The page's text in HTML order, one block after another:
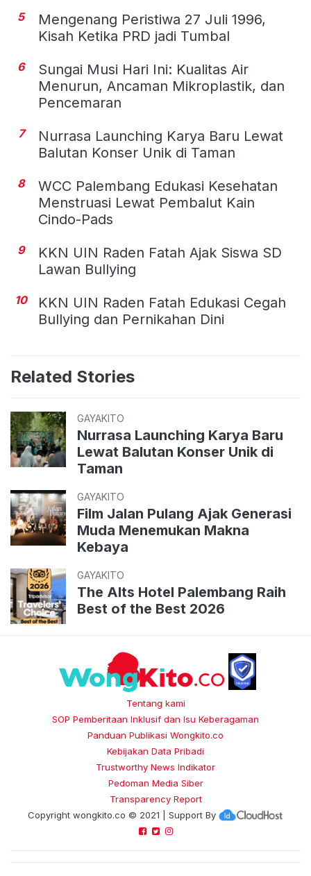
5
Mengenang Peristiwa 27 Juli 1996,
Kisah Ketika PRD jadi Tumbal
6
Sungai Musi Hari Ini: Kualitas Air
Menurun, Ancaman Mikroplastik, dan
Pencemaran
7
Nurrasa Launching Karya Baru Lewat
Balutan Konser Unik di Taman
8
WCC Palembang Edukasi Kesehatan
Menstruasi Lewat Pembalut Kain
Cindo-Pads
9
KKN UIN Raden Fatah Ajak Siswa SD
Lawan Bullying
10
KKN UIN Raden Fatah Edukasi Cegah
Bullying dan Pernikahan Dini
Related Stories
GAYAKITO
Nurrasa Launching Karya Baru
Lewat Balutan Konser Unik di
Taman
GAYAKITO
Film Jalan Pulang Ajak Generasi
Muda Menemukan Makna
Kebaya
GAYAKITO
The Alts Hotel Palembang Raih
Best of the Best 2026
Tentang kami
SOP Pemberitaan Inklusif dan Isu Keberagaman
Panduan Publikasi Wongkito.co
Kebijakan Data Pribadi
Trustworthy News Indikator
Pedoman Media Siber
Transparency Report
Copyright wongkito.co © 2021 | Support By